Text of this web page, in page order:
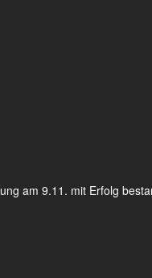
am 9.11. mit Erfolg